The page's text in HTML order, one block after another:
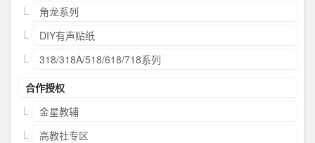
角龙系列
DIY有声贴纸
318/318A/518/618/718系列
合作授权
金星教辅
高教社专区